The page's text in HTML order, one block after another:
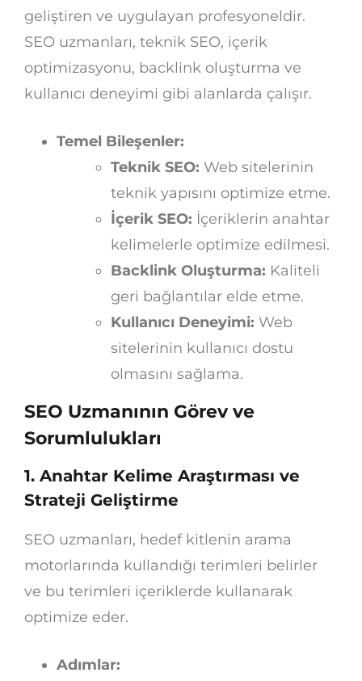
geliştiren ve uygulayan profesyoneldir.
SEO uzmanları, teknik SEO, içerik
optimizasyonu, backlink oluşturma ve
kullanıcı deneyimi gibi alanlarda çalışır.
Temel Bileşenler:
Teknik SEO: Web sitelerinin
teknik yapısını optimize etme.
İçerik SEO: İçeriklerin anahtar
kelimelerle optimize edilmesi.
Backlink Oluşturma: Kaliteli
geri bağlantılar elde etme.
Kullanıcı Deneyimi: Web
sitelerinin kullanıcı dostu
olmasını sağlama.
SEO Uzmanının Görev ve
Sorumlulukları
1. Anahtar Kelime Araştırması ve
Strateji Geliştirme
SEO uzmanları, hedef kitlenin arama
motorlarında kullandığı terimleri belirler
ve bu terimleri içeriklerde kullanarak
optimize eder.
Adımlar: